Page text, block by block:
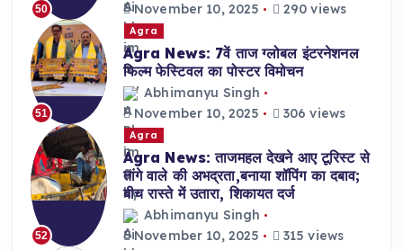
50
November 10, 2025
290 views
51
Agra
Agra News: 7वें ताज ग्लोबल इंटरनेशनल
फिल्म फेस्टिवल का पोस्टर विमोचन
Abhimanyu Singh
November 10, 2025
306 views
52
Agra
Agra News: ताजमहल देखने आए टूरिस्ट से
तांगे वाले की अभद्रता,बनाया शॉपिंग का दबाव;
बीच रास्ते में उतारा, शिकायत दर्ज
Abhimanyu Singh
November 10, 2025
315 views